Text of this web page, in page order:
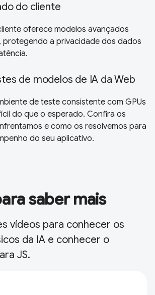
do cliente
oferece modelos avançados
protegendo a privacidade dos dados
de modelos de IA da Web
de teste consistente com GPUs
do que o esperado. Confira os
e como os resolvemos para
do seu aplicativo.
saber mais
vídeos para conhecer os
da IA e conhecer o
JS.